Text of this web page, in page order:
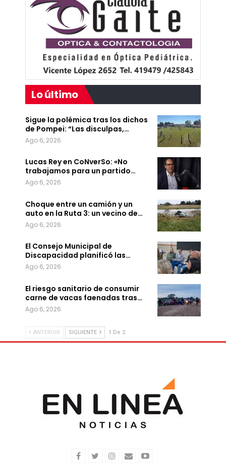
Lo último
Sigue la polémica tras los dichos
de Pompei: “Las disculpas,…
Ago 6, 2026
Lucas Rey en CoNverSo: «No
trabajamos para un partido…
Ago 6, 2026
Choque entre un camión y un
auto en la Ruta 3: un vecino de…
Ago 6, 2026
El Consejo Municipal de
Discapacidad planificó las…
Ago 6, 2026
El riesgo sanitario de consumir
carne de vacas faenadas tras…
Ago 6, 2026
ANTERIOR SIGUIENTE 1 De 2